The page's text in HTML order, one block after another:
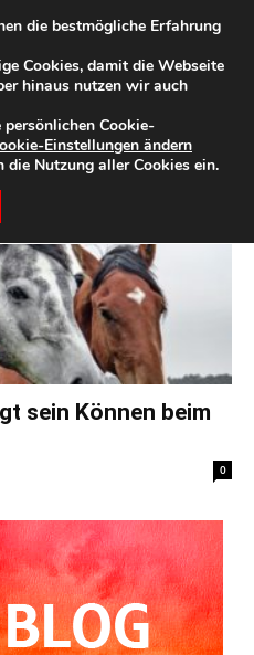
sein Können beim
0
die bestmögliche Erfahrung
Cookies, damit die Webseite
hinaus nutzen wir auch
Cookie-
Einstellungen ändern
Nutzung aller Cookies ein.